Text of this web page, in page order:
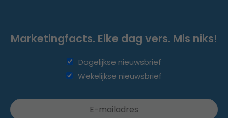
Marketingfacts. Elke dag vers. Mis niks!
Dagelijkse nieuwsbrief
Wekelijkse nieuwsbrief